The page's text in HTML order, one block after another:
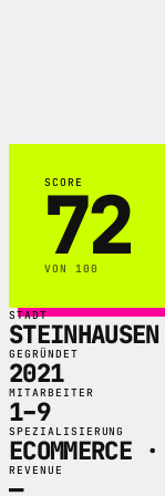
SCORE
72
VON 100
STADT
STEINHAUSEN
GEGRÜNDET
2021
MITARBEITER
1–9
SPEZIALISIERUNG
ECOMMERCE
REVENUE
—